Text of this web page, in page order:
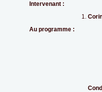
Intervenant :
Au programme :